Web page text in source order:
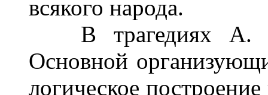
всякого народа.
В трагедиях А.
Основной
логическое